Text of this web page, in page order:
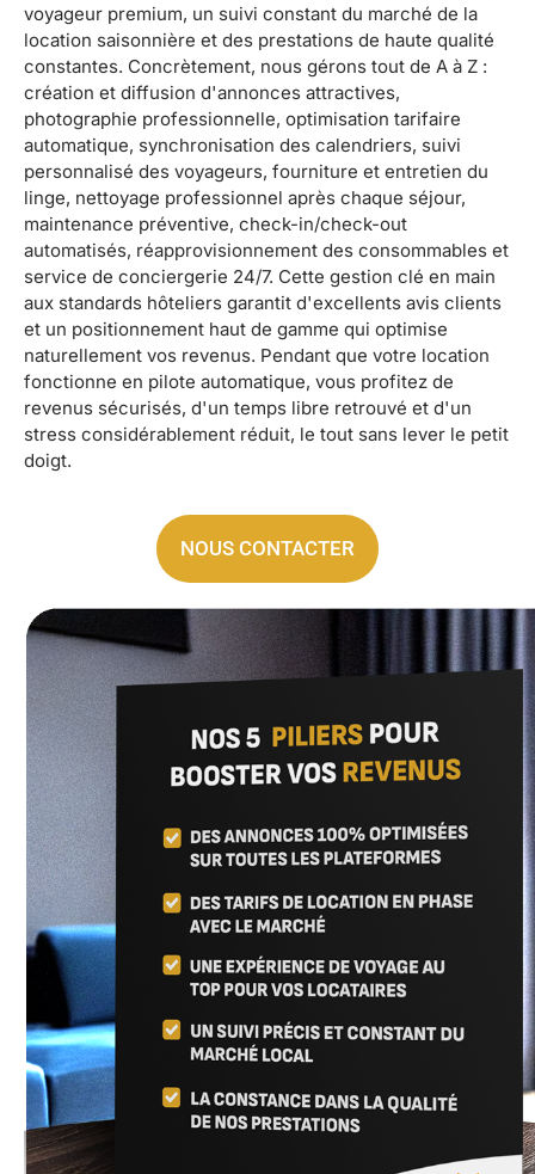
voyageur premium, un suivi constant du marché de la
location saisonnière et des prestations de haute qualité
constantes. Concrètement, nous gérons tout de A à Z :
création et diffusion d'annonces attractives,
photographie professionnelle, optimisation tarifaire
automatique, synchronisation des calendriers, suivi
personnalisé des voyageurs, fourniture et entretien du
linge, nettoyage professionnel après chaque séjour,
maintenance préventive, check-in/check-out
automatisés, réapprovisionnement des consommables et
service de conciergerie 24/7. Cette gestion clé en main
aux standards hôteliers garantit d'excellents avis clients
et un positionnement haut de gamme qui optimise
naturellement vos revenus. Pendant que votre location
fonctionne en pilote automatique, vous profitez de
revenus sécurisés, d'un temps libre retrouvé et d'un
stress considérablement réduit, le tout sans lever le petit
doigt.
NOUS CONTACTER